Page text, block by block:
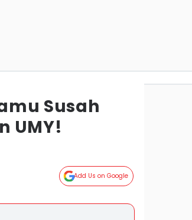
Susah
UMY!
Add Us on Google